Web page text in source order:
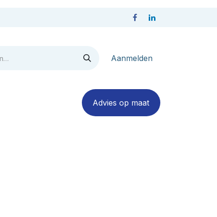
Aanmelden
Advies op maa​​​​​​t